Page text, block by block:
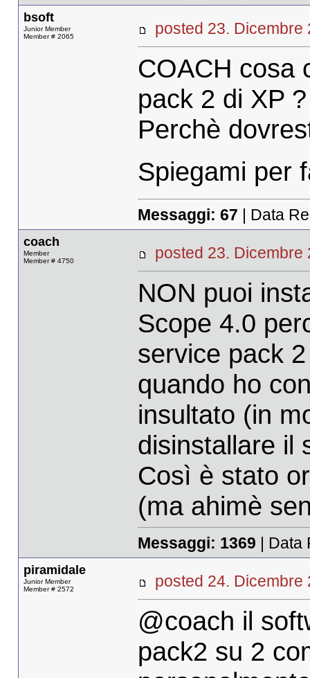
bsoft
Junior Member
Member # 2065
posted 23.
COACH cosa
pack 2 di XP ?
Perchè
Spiegami per
Messaggi: 67 | Data
coach
Member
Member # 4750
posted 23.
NON puoi
Scope 4.0
service pack
quando ho
insultato (in
disinstallare il
Così è stato
(ma ahimè
Messaggi: 1369 | Data
piramidale
Junior Member
Member # 2572
posted 24.
@coach il
pack2 su 2